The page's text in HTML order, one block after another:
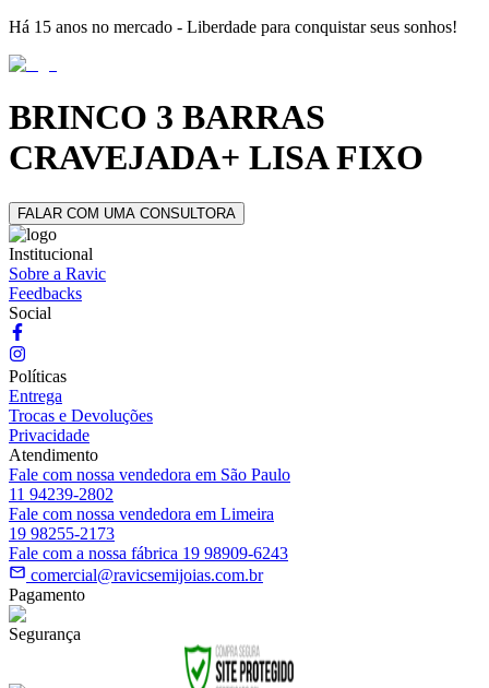
Há 15 anos no mercado - Liberdade para conquistar seus sonhos!
BRINCO 3 BARRAS
CRAVEJADA+ LISA FIXO
FALAR COM UMA CONSULTORA
Institucional
Sobre a Ravic
Feedbacks
Social
Políticas
Entrega
Trocas e Devoluções
Privacidade
Atendimento
Fale com nossa vendedora em São Paulo
11 94239-2802
Fale com nossa vendedora em Limeira
19 98255-2173
Fale com a nossa fábrica 19 98909-6243
comercial@ravicsemijoias.com.br
Pagamento
Segurança